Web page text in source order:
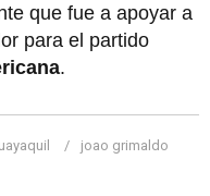
que fue a apoyar a
para el partido
.
joao grimaldo